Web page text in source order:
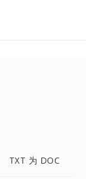
TXT 为 DOC